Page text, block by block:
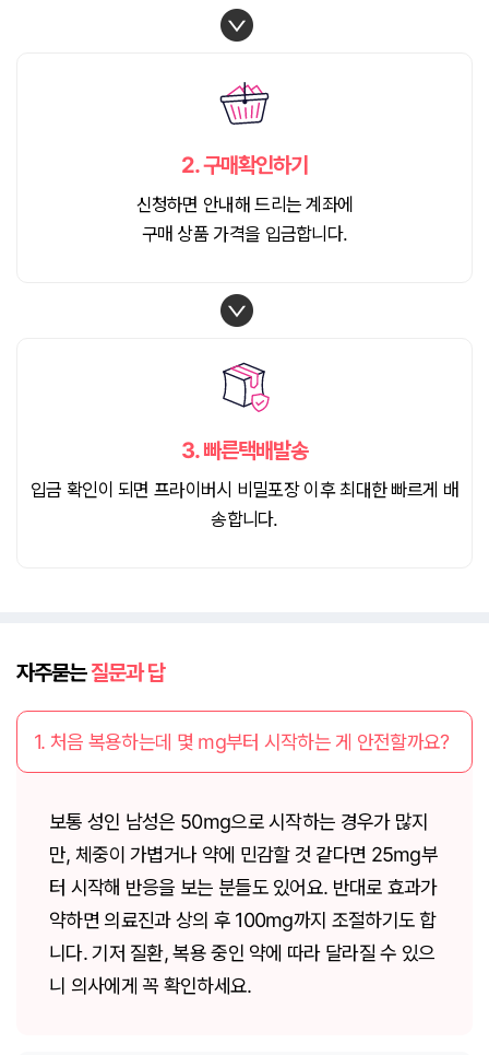
2.구매확인하기
신청하면 안내해 드리는 계좌에
구매 상품 가격을 입금합니다.
3.빠른택배발송
입금 확인이 되면 프라이버시 비밀포장 이후 최대한 빠르게 배
송합니다.
자주묻는질문과 답
1. 처음 복용하는데 몇 mg부터 시작하는 게 안전할까요?
보통 성인 남성은 50mg으로 시작하는 경우가 많지
만, 체중이 가볍거나 약에 민감할 것 같다면 25mg부
터 시작해 반응을 보는 분들도 있어요. 반대로 효과가
약하면 의료진과 상의 후 100mg까지 조절하기도 합
니다. 기저 질환, 복용 중인 약에 따라 달라질 수 있으
니 의사에게 꼭 확인하세요.